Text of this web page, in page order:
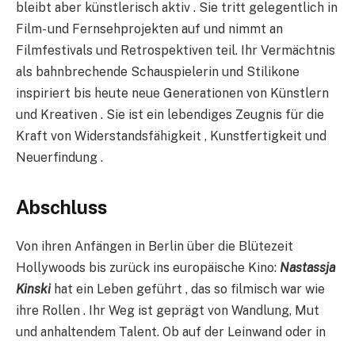
bleibt aber künstlerisch aktiv . Sie tritt gelegentlich in
Film- und Fernsehprojekten auf und nimmt an
Filmfestivals und Retrospektiven teil. Ihr Vermächtnis
als bahnbrechende Schauspielerin und Stilikone
inspiriert bis heute neue Generationen von Künstlern
und Kreativen . Sie ist ein lebendiges Zeugnis für die
Kraft von Widerstandsfähigkeit , Kunstfertigkeit und
Neuerfindung .
Abschluss
Von ihren Anfängen in Berlin über die Blütezeit
Hollywoods bis zurück ins europäische Kino: Nastassja
Kinskihat ein Leben geführt , das so filmisch war wie
ihre Rollen . Ihr Weg ist geprägt von Wandlung, Mut
und anhaltendem Talent. Ob auf der Leinwand oder in